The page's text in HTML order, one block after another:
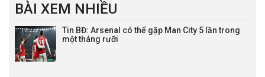
BÀI XEM NHIỀU
Tin BĐ: Arsenal có thể gặp Man City 5 lần trong
một tháng rưỡi